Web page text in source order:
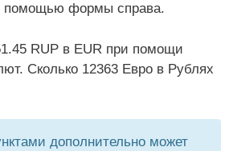
помощью формы справа.
RUP в EUR при помощи
Сколько 12363 Евро в Рублях
дополнительно может